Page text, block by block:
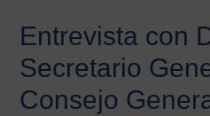
Entrevista con
Secretario
Consejo